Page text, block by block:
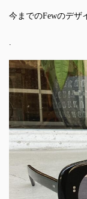
今までのFewのデザ
.